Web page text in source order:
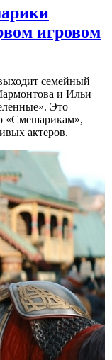
игровом
семейный
и Ильи
Это
«Смешарикам»,
актеров.